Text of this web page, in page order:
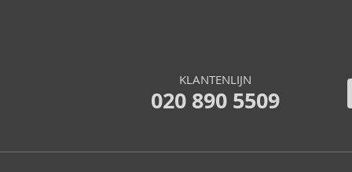
KLANTENLIJN
020 890 5509